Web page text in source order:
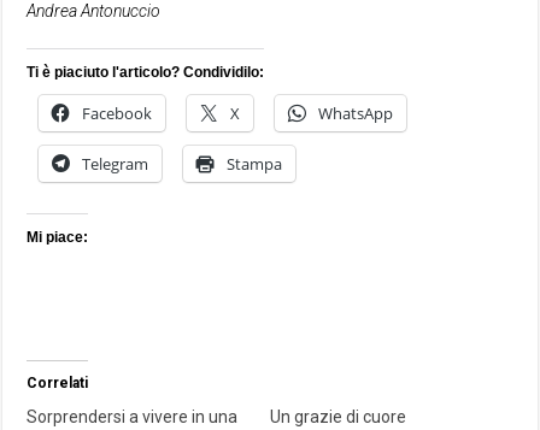
Andrea Antonuccio
Ti è piaciuto l'articolo? Condividilo:
Facebook X WhatsApp
Telegram Stampa
Mi piace:
Correlati
Sorprendersi a vivere in una
Un grazie di cuore